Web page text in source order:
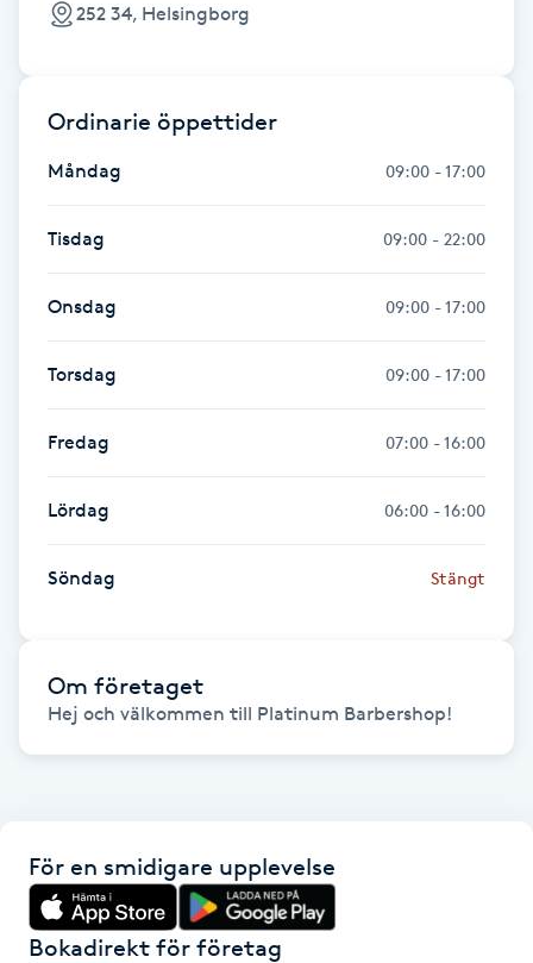
Gua Sha-massage
H
Hatha Yoga
Herrklippning
HIFU
Hollywood Peel
Hot Stone Massage
Hot yoga
Huduppstramning
Hyaluronsyra
Hyperhidros
252 34, Helsingborg
Ordinarie öppettider
Måndag 09:00 - 17:00
Tisdag 09:00 - 22:00
Onsdag 09:00 - 17:00
Torsdag 09:00 - 17:00
Fredag 07:00 - 16:00
Lördag 06:00 - 16:00
Söndag Stängt
Om företaget
Hej och välkommen till Platinum Barbershop!
För en smidigare upplevelse
Bokadirekt för företag